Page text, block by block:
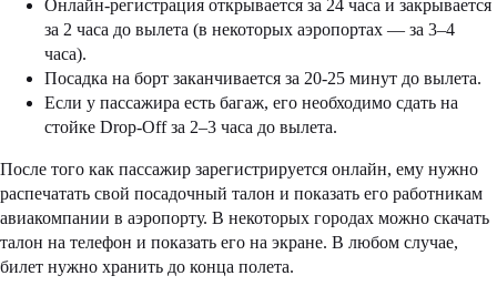
Онлайн-регистрация открывается за 24 часа и закрывается
за 2 часа до вылета (в некоторых аэропортах — за 3–4
часа).
Посадка на борт заканчивается за 20-25 минут до вылета.
Если у пассажира есть багаж, его необходимо сдать на
стойке Drop-Off за 2–3 часа до вылета.
После того как пассажир зарегистрируется онлайн, ему нужно
распечатать свой посадочный талон и показать его работникам
авиакомпании в аэропорту. В некоторых городах можно скачать
талон на телефон и показать его на экране. В любом случае,
билет нужно хранить до конца полета.